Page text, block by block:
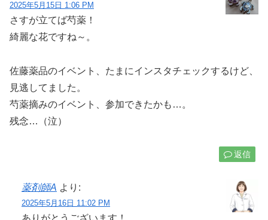
2025年5月15日 1:06 PM
さすが立てば芍薬！
綺麗な花ですね～。
佐藤薬品のイベント、たまにインスタチェックするけど、
見逃してました。
芍薬摘みのイベント、参加できたかも…。
残念…（泣）
返信
薬剤師A より:
2025年5月16日 11:02 PM
ありがとうございます！